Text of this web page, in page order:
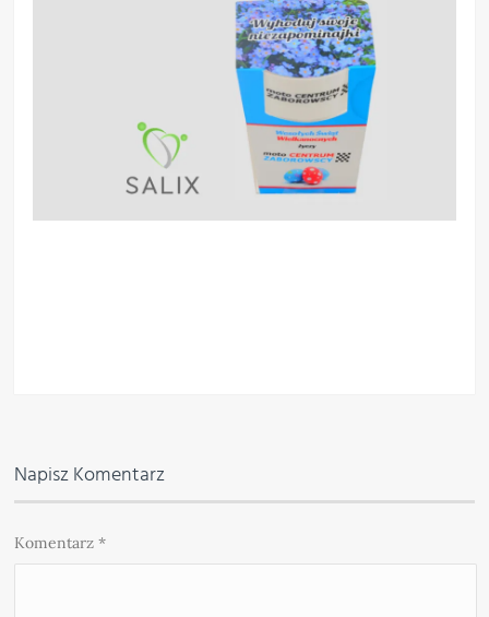
Napisz Komentarz
Komentarz*